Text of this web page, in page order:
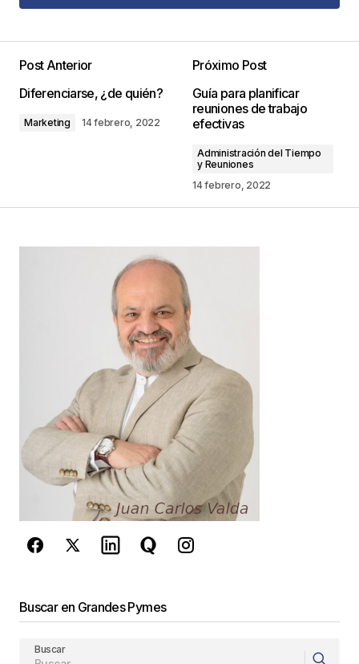
Agregar Comentario
publicada. Los campos obligatorios están
Guarda mi nombre, correo electrónico y web en
este navegador para la próxima vez que
comente.
Este sitio esta protegido por
reCAPTCHA y laPolítica de
privacidady losTérminos del servicio
de Googlese aplican.
Enviar Comentario
Post Anterior
Diferenciarse, ¿de quién?
Marketing 14 febrero, 2022
Próximo Post
Guía para planificar
reuniones de trabajo
efectivas
Administración del Tiempo
y Reuniones
14 febrero, 2022
Buscar en Grandes Pymes
Buscar